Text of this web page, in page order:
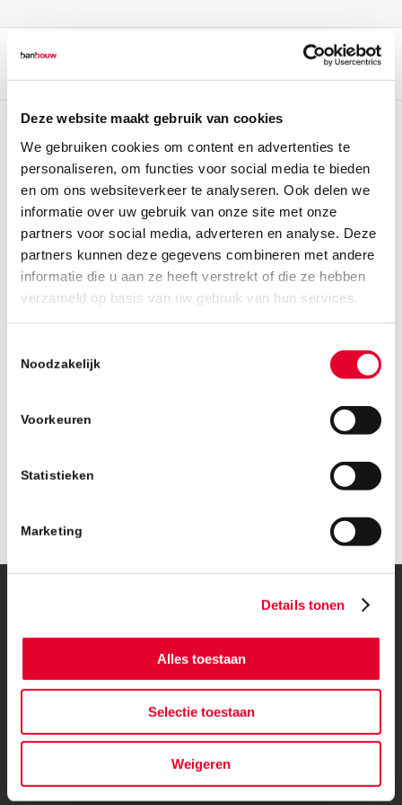
Deze website maakt gebruik van cookies
We gebruiken cookies om content en advertenties te
personaliseren, om functies voor social media te bieden
en om ons websiteverkeer te analyseren. Ook delen we
informatie over uw gebruik van onze site met onze
partners voor social media, adverteren en analyse. Deze
partners kunnen deze gegevens combineren met andere
informatie die u aan ze heeft verstrekt of die ze hebben
verzameld op basis van uw gebruik van hun services.
Noodzakelijk
Voorkeuren
Statistieken
Marketing
Details tonen
Alles toestaan
Selectie toestaan
Weigeren
BanGroep|Algemene